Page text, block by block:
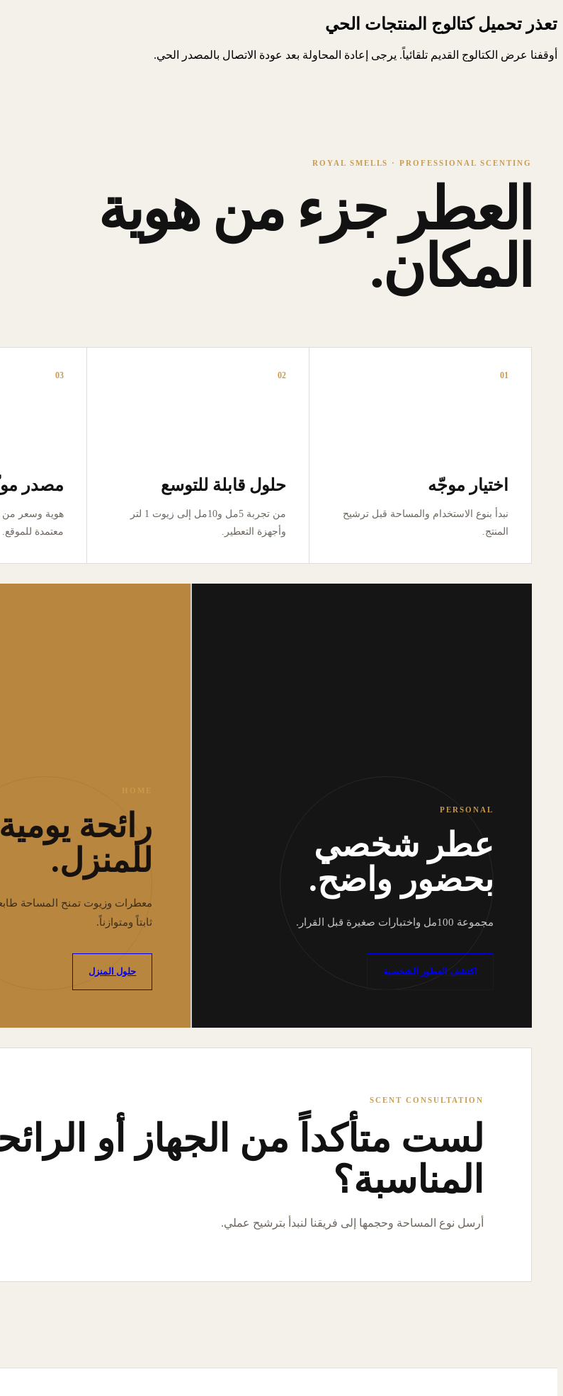
تعذر تحميل كتالوج المنتجات الحي
أوقفنا عرض الكتالوج القديم تلقائياً. يرجى إعادة المحاولة بعد عودة الاتصال بالمصدر الحي.
ROYAL SMELLS · PROFESSIONAL SCENTING
العطر جزء من هوية
المكان.
01
اختيار موجّه
نبدأ بنوع الاستخدام والمساحة قبل ترشيح
المنتج.
02
حلول قابلة للتوسع
من تجربة 5مل و10مل إلى زيوت 1 لتر
وأجهزة التعطير.
03
مصدر
معتمدة للموقع.
PERSONAL
عطر شخصي
بحضور واضح.
مجموعة 100مل واختبارات صغيرة قبل القرار.
اكتشف العطور الشخصية
رائحة يومية
للمنزل.
معطرات وزيوت تمنح المساحة
ثابتاً ومتوازناً.
حلول المنزل
SCENT CONSULTATION
لست متأكداً من الجهاز أو
المناسبة؟
أرسل نوع المساحة وحجمها إلى فريقنا لنبدأ بترشيح عملي.